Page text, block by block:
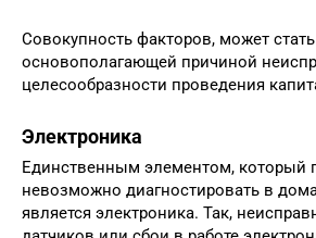
Совокупность факторов, может стать
основополагающей причиной
целесообразности проведения
Электроника
Единственным элементом, который
невозможно диагностировать в
является электроника. Так,